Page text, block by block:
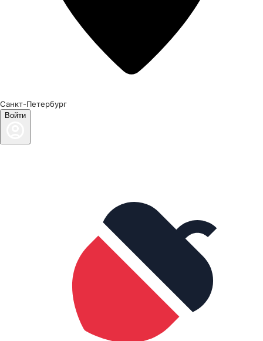
Санкт-Петербург
Войти